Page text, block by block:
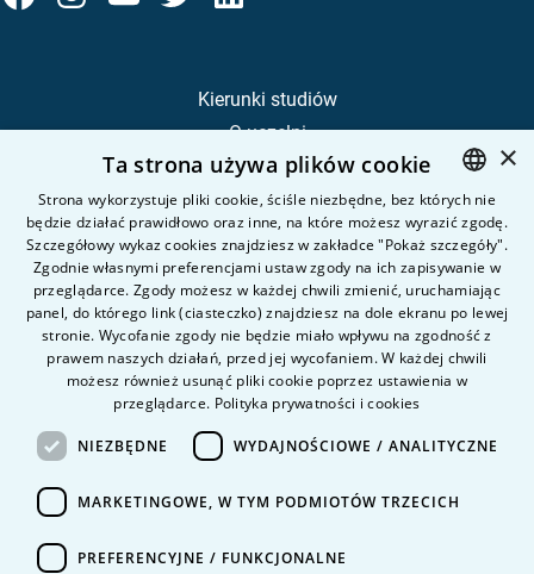
Kierunki studiów
O uczelni
Kandydat
Student
Nauka i badania
Intranet
Pytania i odpowiedzi
Kontakt
Kariera na uczelni
Dane Osobowe
POLISH
ENGLISH
×
Ta strona używa plików cookie
Strona wykorzystuje pliki cookie, ściśle niezbędne, bez których nie
będzie działać prawidłowo oraz inne, na które możesz wyrazić zgodę.
Szczegółowy wykaz cookies znajdziesz w zakładce "Pokaż szczegóły".
Zgodnie własnymi preferencjami ustaw zgody na ich zapisywanie w
przeglądarce. Zgody możesz w każdej chwili zmienić, uruchamiając
panel, do którego link (ciasteczko) znajdziesz na dole ekranu po lewej
stronie. Wycofanie zgody nie będzie miało wpływu na zgodność z
prawem naszych działań, przed jej wycofaniem. W każdej chwili
możesz również usunąć pliki cookie poprzez ustawienia w
przeglądarce. Polityka prywatności i cookies
NIEZBĘDNE WYDAJNOŚCIOWE / ANALITYCZNE
MARKETINGOWE, W TYM PODMIOTÓW TRZECICH
PREFERENCYJNE / FUNKCJONALNE